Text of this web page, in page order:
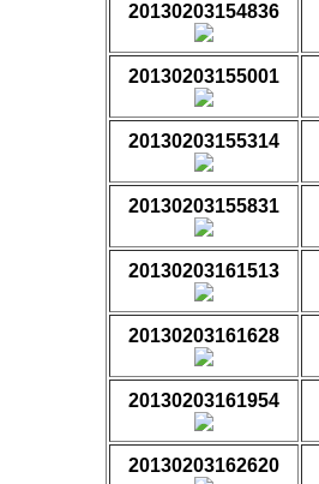
20130203154836
20130203155001
20130203155314
20130203155831
20130203161513
20130203161628
20130203161954
20130203162620